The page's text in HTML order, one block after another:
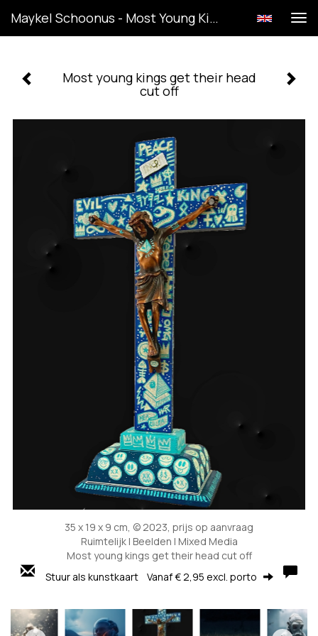
Maykel Schoonus - Most Young Kings Get Their Head Cut Off
Most young kings get their head
cut off
35 x 19 x 9 cm, © 2023, prijs op aanvraag
Ruimtelijk | Beelden | Mixed Media
Most young kings get their head cut off
Stuur als kunstkaart Vanaf € 2,95 excl. porto